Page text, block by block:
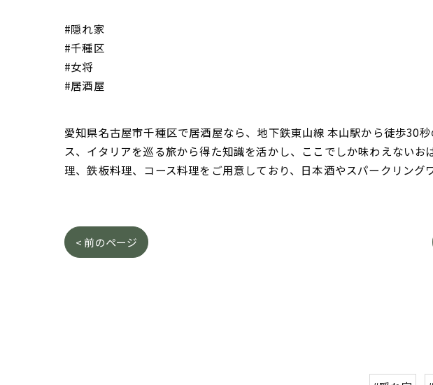
#隠れ家
#千種区
#女将
#居酒屋
愛知県名古屋市千種区で居酒屋なら、地下鉄東山線 本山駅から徒歩30
ス、イタリアを巡る旅から得た知識を活かし、ここでしか味わえない
理、鉄板料理、コース料理をご用意しており、日本酒やスパークリング
< 前のページ